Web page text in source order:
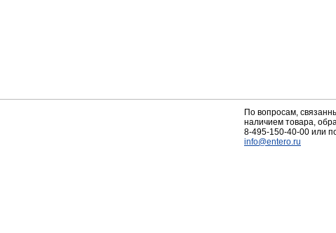
По вопросам,
наличием товара,
8-495-150-40-00 или
info@entero.ru